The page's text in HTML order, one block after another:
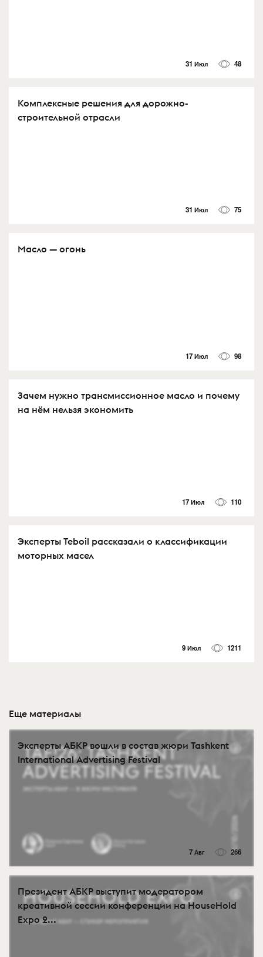
31 Июл 48
Комплексные решения для дорожно-
строительной отрасли
31 Июл 75
Масло — огонь
17 Июл 98
Зачем нужно трансмиссионное масло и почему
на нём нельзя экономить
17 Июл 110
Эксперты Teboil рассказали о классификации
моторных масел
9 Июл 1211
Еще материалы
Эксперты АБКР вошли в состав жюри Tashkent
International Advertising Festival
7 Авг 266
Президент АБКР выступит модератором
креативной сессии конференции на HouseHold
Expo 2...